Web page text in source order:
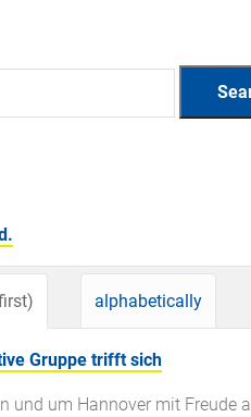
alphabetically
Gruppe trifft sich
und um Hannover mit